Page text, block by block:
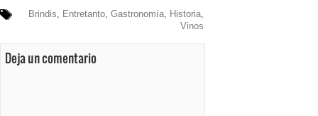
Brindis Entretanto, Gastronomía, Historia,
Vinos
Deja un comentario